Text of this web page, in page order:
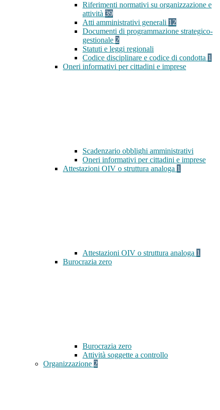
Riferimenti normativi su organizzazione e
attività 39
Atti amministrativi generali 12
Documenti di programmazione strategico-
gestionale 2
Statuti e leggi regionali
Codice disciplinare e codice di condotta 1
Oneri informativi per cittadini e imprese
Scadenzario obblighi amministrativi
Oneri informativi per cittadini e imprese
Attestazioni OIV o struttura analoga 1
Attestazioni OIV o struttura analoga 1
Burocrazia zero
Burocrazia zero
Attività soggette a controllo
Organizzazione 2